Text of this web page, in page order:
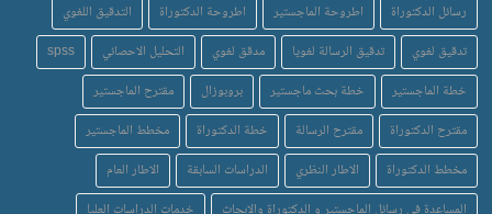
رسائل الدكتوراة
اطروحة الماجستير اطروحة الدكتوراة
التدقيق اللغوي
تدقيق لغوي
تدقيق الرسالة لغويا مدقق لغوي التحليل الاحصائي
spss
خطة الماجستير
خطة بحث ماجستير بروبوزال
مقترح الماجستير
مقترح الدكتوراة
مقترح الرسالة خطة الدكتوراة
مخطط الماجستير
مخطط الدكتوراة
الاطار النظري الدراسات السابقة
الاطار العام